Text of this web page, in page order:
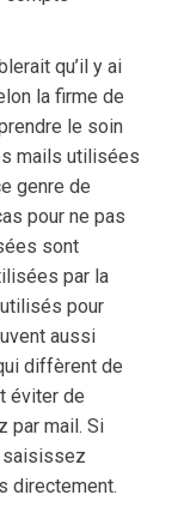
qu’il y ai
la firme de
le soin
mails utilisées
genre de
pour ne pas
sont
par la
pour
aussi
diffèrent de
éviter de
par mail. Si
saisissez
directement.